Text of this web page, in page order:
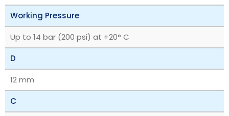
Working Pressure
Up to 14 bar (200 psi) at +20° C
D
12 mm
C